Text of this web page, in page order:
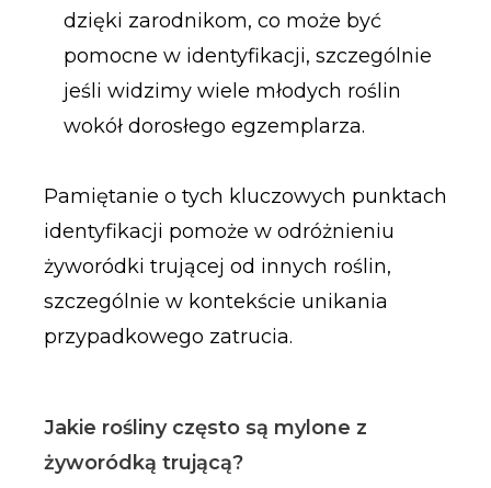
dzięki zarodnikom, co może być
pomocne w identyfikacji, szczególnie
jeśli widzimy wiele młodych roślin
wokół dorosłego egzemplarza.
Pamiętanie o tych kluczowych punktach
identyfikacji pomoże w odróżnieniu
żyworódki trującej od innych roślin,
szczególnie w kontekście unikania
przypadkowego zatrucia.
Jakie rośliny często są mylone z
żyworódką trującą?